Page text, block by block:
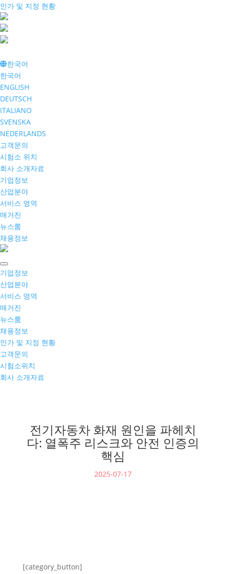
인가 및 지정 현황
한국어
한국어
ENGLISH
DEUTSCH
ITALIANO
SVENSKA
NEDERLANDS
고객문의
시험소 위치
회사 소개자료
기업정보
산업분야
서비스 영역
매거진
뉴스룸
채용정보
기업정보
산업분야
서비스 영역
매거진
뉴스룸
채용정보
인가 및 지정 현황
고객문의
시험소위치
회사 소개자료
전기자동차 화재 원인을 파헤치
다: 열폭주 리스크와 안전 인증의
핵심
2025-07-17
[category_button]